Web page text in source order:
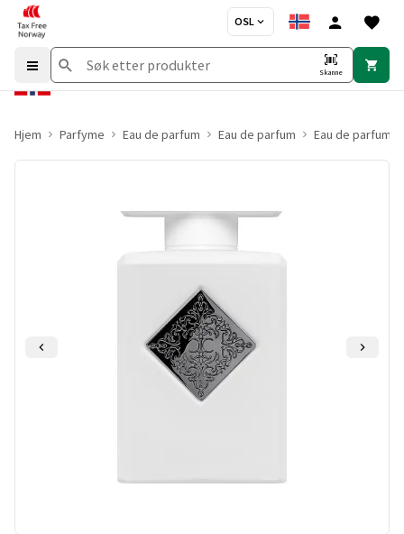
OSL
Skanne
Hjem Parfyme Eau de parfum Eau de parfum Eau de parfum